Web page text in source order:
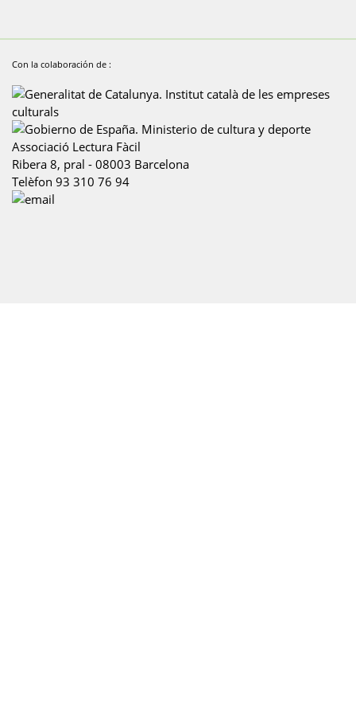
Con la colaboración de :
Associació Lectura Fàcil
Ribera 8, pral - 08003 Barcelona
Telèfon 93 310 76 94